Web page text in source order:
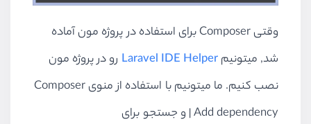
وقتی Composer برای استفاده در پروژه مون آماده
شد, میتونیمLaravel IDE Helper رو در پروژه مون
نصب کنیم. ما میتونیم با استفاده از منوی Composer
| Add dependency و جستجو برای